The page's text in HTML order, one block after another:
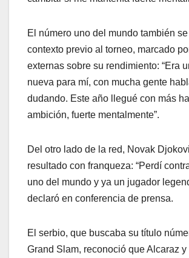
El número uno del mundo también se
contexto previo al torneo, marcado
externas sobre su rendimiento: “Era
nueva para mí, con mucha gente
dudando. Este año llegué con más
ambición, fuerte mentalmente”.
Del otro lado de la red, Novak
resultado con franqueza: “Perdí
uno del mundo y ya un jugador
declaró en conferencia de prensa.
El serbio, que buscaba su título
Grand Slam, reconoció que Alcaraz